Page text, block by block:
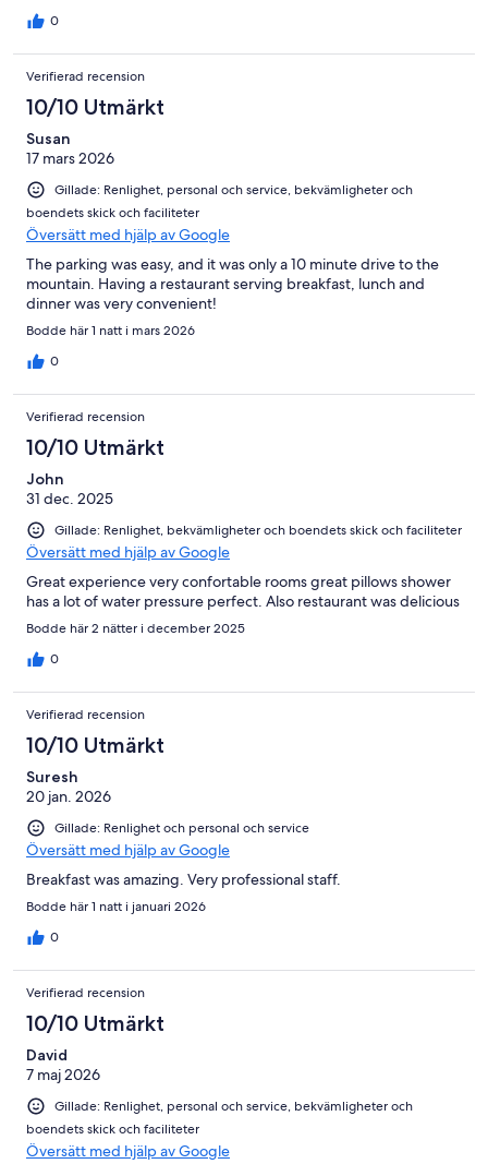
0
Verifierad recension
10/10 Utmärkt
Susan
17 mars 2026
Gillade: Renlighet, personal och service, bekvämligheter och
boendets skick och faciliteter
Översätt med hjälp av Google
The parking was easy, and it was only a 10 minute drive to the
mountain. Having a restaurant serving breakfast, lunch and
dinner was very convenient!
Bodde här 1 natt i mars 2026
0
Verifierad recension
10/10 Utmärkt
John
31 dec. 2025
Gillade: Renlighet, bekvämligheter och boendets skick och faciliteter
Översätt med hjälp av Google
Great experience very confortable rooms great pillows shower
has a lot of water pressure perfect. Also restaurant was delicious
Bodde här 2 nätter i december 2025
0
Verifierad recension
10/10 Utmärkt
Suresh
20 jan. 2026
Gillade: Renlighet och personal och service
Översätt med hjälp av Google
Breakfast was amazing. Very professional staff.
Bodde här 1 natt i januari 2026
0
Verifierad recension
10/10 Utmärkt
David
7 maj 2026
Gillade: Renlighet, personal och service, bekvämligheter och
boendets skick och faciliteter
Översätt med hjälp av Google